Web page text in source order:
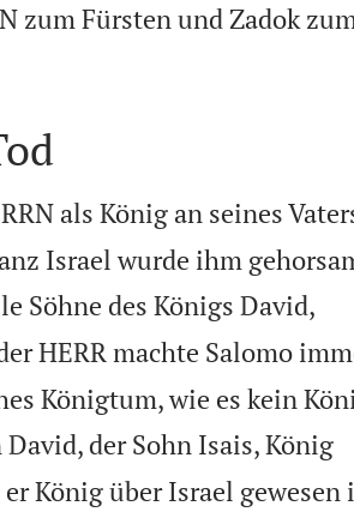
zum Fürsten und Zadok
als König an seines
Israel wurde ihm
Söhne des Königs David,
HERR machte Salomo
Königtum, wie es kein
der Sohn Isais, König
König über Israel gewesen